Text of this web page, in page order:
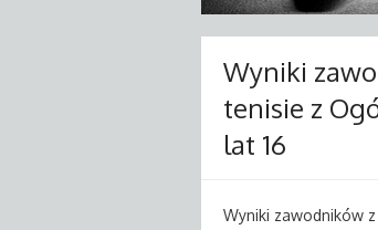
Wyniki
tenisie z
lat 16
Wyniki zawodników